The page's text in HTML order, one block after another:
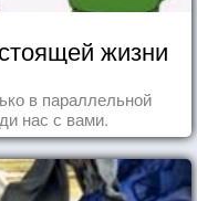
жизни
в параллельной
нас с вами.